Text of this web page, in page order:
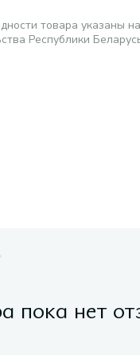
товара указаны
Республики
пока нет